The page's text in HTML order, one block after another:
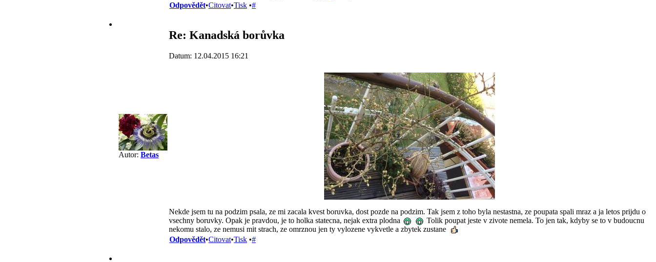
Odpovědět•Citovat•Tisk •#
Autor: Betas
Re: Kanadská borůvka
Datum: 12.04.2015 16:21
Nekde jsem tu na podzim psala, ze mi zacala kvest boruvka, dost pozde na podzim. Tak jsem z toho byla nestastna, ze poupata spali mraz a ja letos prijdu o
vsechny boruvky. Opak je pravdou, je to holka statecna, nejak extra plodna
Tolik poupat jeste v zivote nemela. To jen tak, kdyby se to v budoucnu
nekomu stalo, ze nemusi mit strach, ze omrznou jen ty vylozene vykvetle a zbytek zustane
Odpovědět•Citovat•Tisk •#